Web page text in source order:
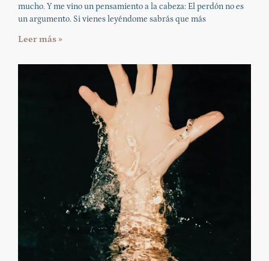
mucho. Y me vino un pensamiento a la cabeza: El perdón no es
un argumento. Si vienes leyéndome sabrás que más
Leer más »